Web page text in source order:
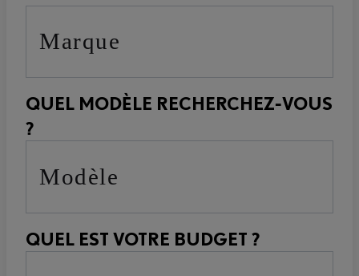
Marque
QUEL MODÈLE RECHERCHEZ-VOUS
?
Modèle
QUEL EST VOTRE BUDGET ?